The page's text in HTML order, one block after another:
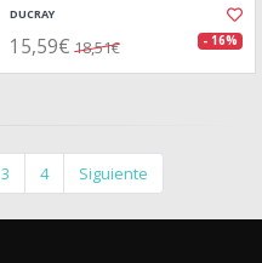
DUCRAY
15,59€ 18,51€ - 16%
3 4 Siguiente